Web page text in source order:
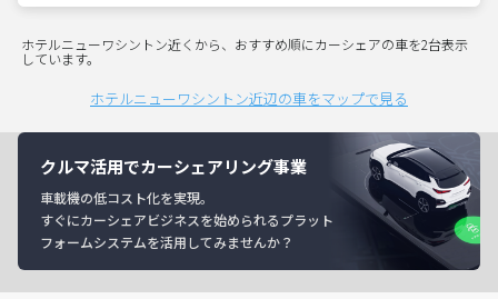
ホテルニューワシントン近くから、おすすめ順にカーシェアの車を2台表示
しています。
ホテルニューワシントン近辺の車をマップで見る
クルマ活用でカーシェアリング事業
車載機の低コスト化を実現。
すぐにカーシェアビジネスを始められるプラット
フォームシステムを活用してみませんか？